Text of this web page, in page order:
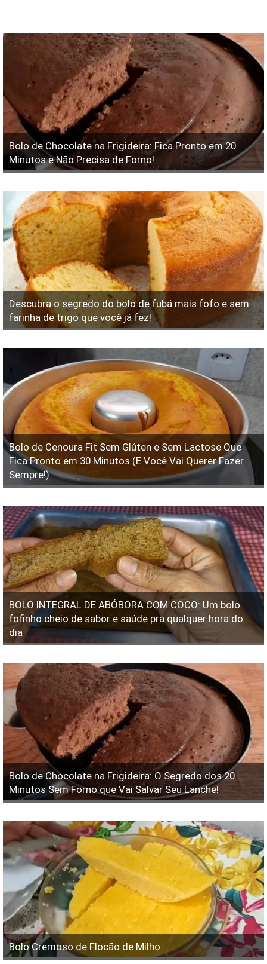
Bolo de Chocolate na Frigideira: Fica Pronto em 20
Minutos e Não Precisa de Forno!
Descubra o segredo do bolo de fubá mais fofo e sem
farinha de trigo que você já fez!
Bolo de Cenoura Fit Sem Glúten e Sem Lactose Que
Fica Pronto em 30 Minutos (E Você Vai Querer Fazer
Sempre!)
BOLO INTEGRAL DE ABÓBORA COM COCO: Um bolo
fofinho cheio de sabor e saúde pra qualquer hora do
dia
Bolo de Chocolate na Frigideira: O Segredo dos 20
Minutos Sem Forno que Vai Salvar Seu Lanche!
Bolo Cremoso de Flocão de Milho